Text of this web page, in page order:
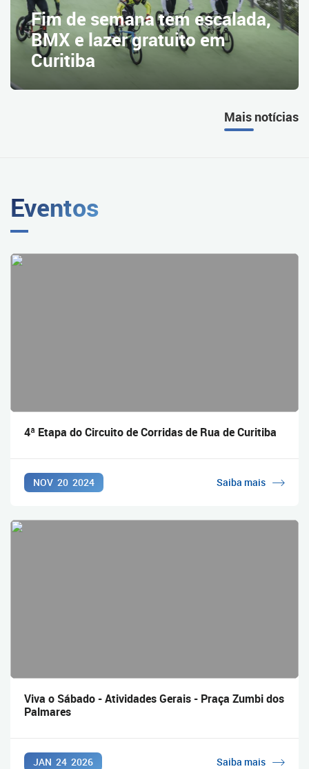
Fim de semana tem escalada,
BMX e lazer gratuito em
Curitiba
Mais notícias
Eventos
4ª Etapa do Circuito de Corridas de Rua de Curitiba
NOV 20 2024 Saiba mais
Viva o Sábado - Atividades Gerais - Praça Zumbi dos
Palmares
JAN 24 2026 Saiba mais